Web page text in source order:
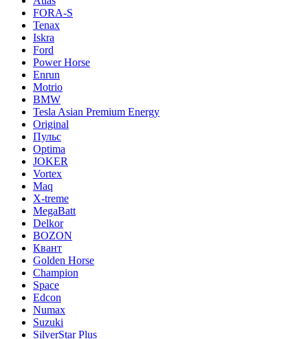
FORA-S
Tenax
Iskra
Ford
Power Horse
Enrun
Motrio
BMW
Tesla Asian Premium Energy
Original
Пульс
Optima
JOKER
Vortex
Maq
X-treme
MegaBatt
Delkor
BOZON
Квант
Golden Horse
Champion
Space
Edcon
Numax
Suzuki
SilverStar Plus